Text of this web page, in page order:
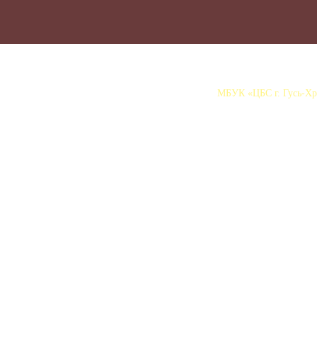
МБУК «ЦБС г. Гусь-